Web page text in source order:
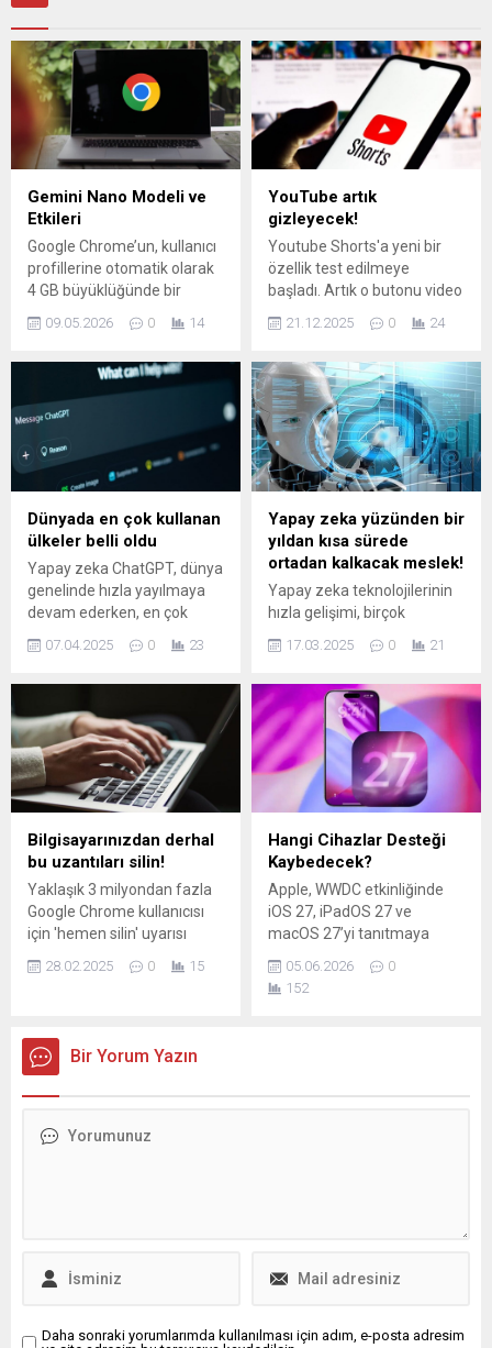
Gemini Nano Modeli ve
Etkileri
Google Chrome’un, kullanıcı
profillerine otomatik olarak
4 GB büyüklüğünde bir
“weights.bin” dosyası
indirdiği bildirildi. Dosya,
klasöründe saklanıyor ve
kullanıcılar sildiğinde tarayıcı
tarafından yeniden
yükleniyor; bu işlem
herhangi bir onay
mekanizması sunmadan
arka planda gerçekleşiyor.
Tarayıcıya yerel yapay zeka
yazma yardımı ve
dolandırıcılık tespiti gibi
özelliklerin...
09.05.2026 0 14
YouTube artık
gizleyecek!
Youtube Shorts'a yeni bir
özellik test edilmeye
başladı. Artık o butonu video
izlerken ekranda
göremeyeceksiniz
21.12.2025 0 24
Dünyada en çok kullanan
ülkeler belli oldu
Yapay zeka ChatGPT, dünya
genelinde hızla yayılmaya
devam ederken, en çok
Hindistan, yüzde 45 kullanım
sıralaması şaşırttı.
07.04.2025 0 23
Yapay zeka yüzünden bir
yıldan kısa sürede
ortadan kalkacak meslek!
Yapay zeka teknolojilerinin
hızla gelişimi, birçok
tartışmaya açtı. Anthropic
mesleklerin bu teknolojiler
nedeniyle bir yıldan kısa
sürede tamamen ortadan
kalkabileceğini öne sürüyor.
17.03.2025 0 21
Bilgisayarınızdan derhal
bu uzantıları silin!
Yaklaşık 3 milyondan fazla
Google Chrome kullanıcısı
için 'hemen silin' uyarısı
yapıldı. Nedeni ise bilgisayar
korsanları 16 farklı tarayıcı
28.02.2025 0 15
Hangi Cihazlar Desteği
Kaybedecek?
Apple, WWDC etkinliğinde
iOS 27, iPadOS 27 ve
macOS 27’yi tanıtmaya
hazırlanırken bazı eski
cihazların yeni sürümlere
erişemeyeceği haberleri
05.06.2026
0
152
Bir Yorum Yazın
Daha sonraki yorumlarımda kullanılması için adım, e-posta adresim